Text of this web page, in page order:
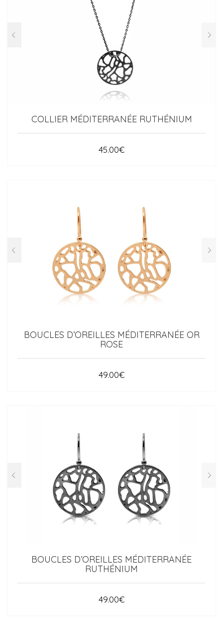
COLLIER MÉDITERRANÉE RUTHÉNIUM
45.00€
BOUCLES D’OREILLES MÉDITERRANÉE OR
ROSE
49.00€
BOUCLES D’OREILLES MÉDITERRANÉE
RUTHÉNIUM
49.00€